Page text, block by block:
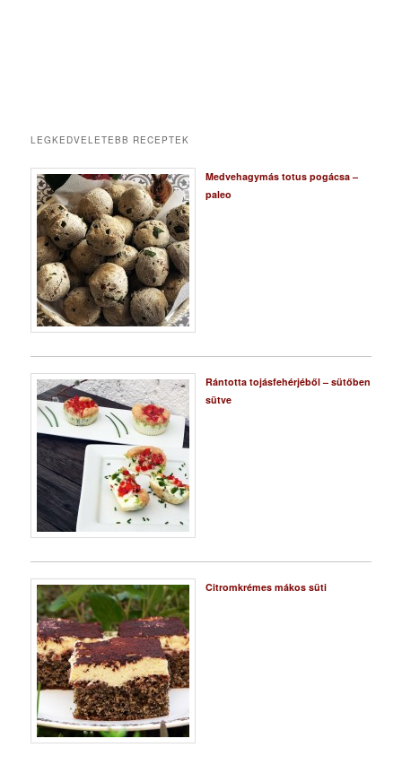
LEGKEDVELETEBB RECEPTEK
Medvehagymás totus pogácsa –
paleo
Rántotta tojásfehérjéből – sütőben
sütve
Citromkrémes mákos süti